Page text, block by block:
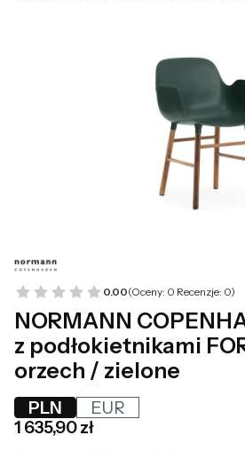
0.00(Oceny: 0 Recenzje: 0)
NORMANN
z podłokietnikami
orzech / zielone
PLN
EUR
Cena
1 635,90 zł